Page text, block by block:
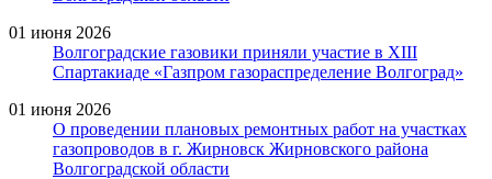
01 июня 2026
Волгоградские газовики приняли участие в XIII
Спартакиаде «Газпром газораспределение Волгоград»
01 июня 2026
О проведении плановых ремонтных работ на участках
газопроводов в г. Жирновск Жирновского района
Волгоградской области